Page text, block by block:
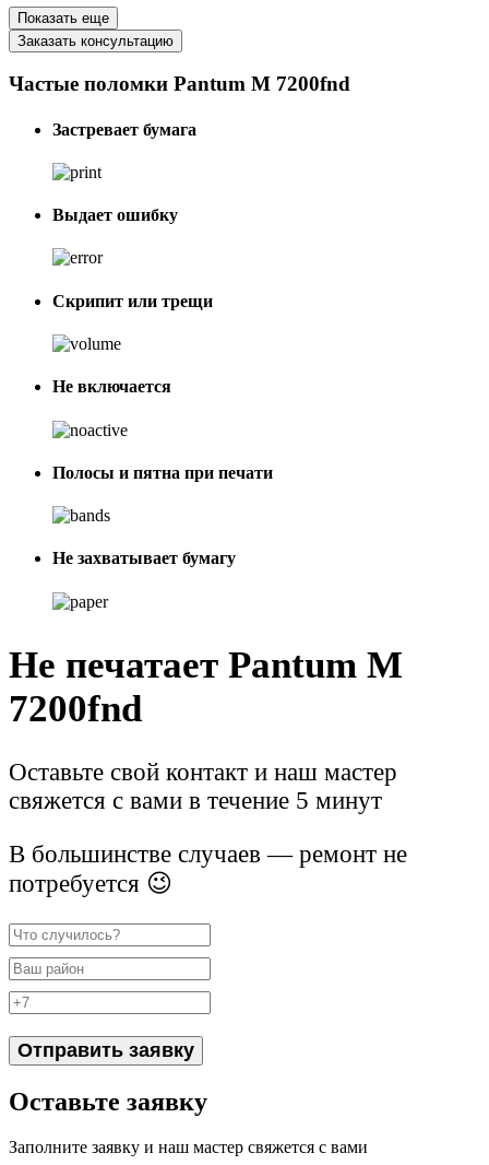
Показать еще
Заказать консультацию
Частые поломки Pantum M 7200fnd
Застревает бумага
Выдает ошибку
Скрипит или трещи
Не включается
Полосы и пятна при печати
Не захватывает бумагу
Не печатает Pantum M
7200fnd
Оставьте свой контакт и наш мастер
свяжется с вами в течение 5 минут
В большинстве случаев — ремонт не
потребуется 😉
Отправить заявку
Оставьте заявку
Заполните заявку и наш мастер свяжется с вами